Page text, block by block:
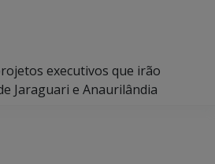
executivos que irão
Jaraguari e Anaurilândia